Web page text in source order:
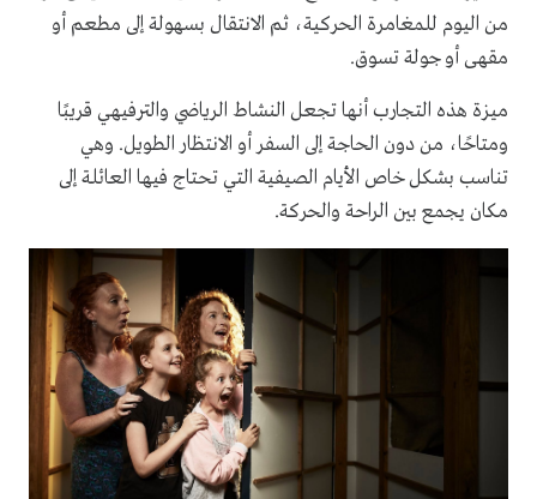
من اليوم للمغامرة الحركية، ثم الانتقال بسهولة إلى مطعم أو
مقهى أو جولة تسوق.
ميزة هذه التجارب أنها تجعل النشاط الرياضي والترفيهي قريبًا
ومتاحًا، من دون الحاجة إلى السفر أو الانتظار الطويل. وهي
تناسب بشكل خاص الأيام الصيفية التي تحتاج فيها العائلة إلى
مكان يجمع بين الراحة والحركة.